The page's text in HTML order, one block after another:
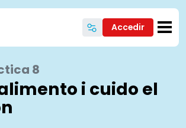
Accedir
8
i cuido el